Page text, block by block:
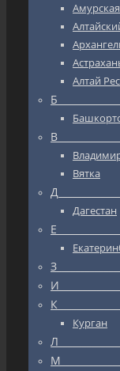
Алтай
Вятка
Дагестан
Курган